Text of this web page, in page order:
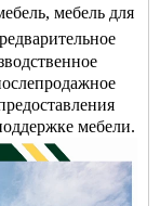
, мебель для
мебели.